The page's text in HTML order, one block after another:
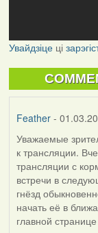
Увайдзіцеці
Feather-
Уважаемые
к трансляции.
трансляции с
встречи в
гнёзд
начать её в
главной